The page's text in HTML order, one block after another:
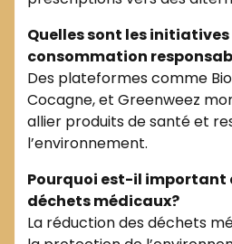
Quelles sont les
consommation
Des plateformes comme
Cocagne, et Greenweez
allier produits de santé et
l’environnement.
Pourquoi est-il important
déchets médicaux?
La réduction des déchets